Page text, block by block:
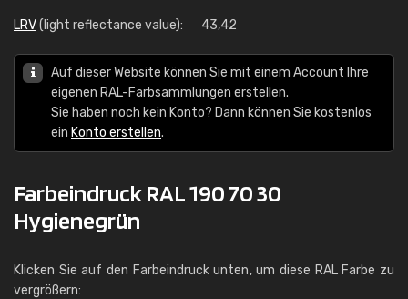
LRV(light reflectance value): 43,42
Auf dieser Website können Sie mit einem Account Ihre
eigenen RAL-Farbsammlungen erstellen.
Sie haben noch kein Konto? Dann können Sie kostenlos
ein Konto erstellen.
Farbeindruck RAL 190 70 30
Hygienegrün
Klicken Sie auf den Farbeindruck unten, um diese RAL Farbe zu
vergrößern: